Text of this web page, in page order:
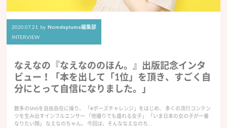
2020.07.21 by Nomdeplume編集部
INTERVIEW
なえなの『なえなののほん。』出版記念インタ
ビュー！「本を出して「1位」を頂き、すごく自
分にとって自信になりました。」
数多のSNSを自由自在に操り、 「#ポーズチャレンジ」をはじめ、 多くの流行コンテン
ツを生み出すインフルエンサー 「他撮りでも盛れる女子」 「いま日本の女の子が一番
なりたい顔」 なえなのちゃん。 今回は、そんななえなのち…